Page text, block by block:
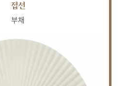
접선
부채